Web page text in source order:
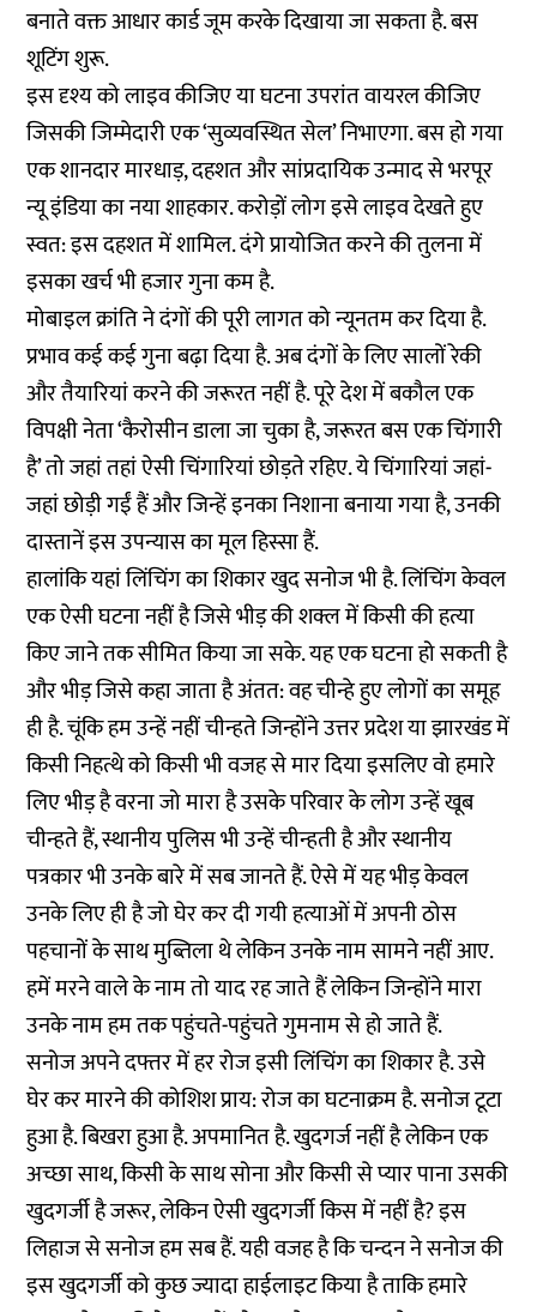
बनाते वक्त आधार कार्ड जूम करके दिखाया जा सकता है. बस
शूटिंग शुरू.
इस दृश्य को लाइव कीजिए या घटना उपरांत वायरल कीजिए
जिसकी जिम्मेदारी एक ‘सुव्यवस्थित सेल’ निभाएगा. बस हो गया
एक शानदार मारधाड़, दहशत और सांप्रदायिक उन्माद से भरपूर
न्यू इंडिया का नया शाहकार. करोड़ों लोग इसे लाइव देखते हुए
स्वत: इस दहशत में शामिल. दंगे प्रायोजित करने की तुलना में
इसका खर्च भी हजार गुना कम है.
मोबाइल क्रांति ने दंगों की पूरी लागत को न्यूनतम कर दिया है.
प्रभाव कई कई गुना बढ़ा दिया है. अब दंगों के लिए सालों रेकी
और तैयारियां करने की जरूरत नहीं है. पूरे देश में बकौल एक
विपक्षी नेता ‘कैरोसीन डाला जा चुका है, जरूरत बस एक चिंगारी
है’ तो जहां तहां ऐसी चिंगारियां छोड़ते रहिए. ये चिंगारियां जहां-
जहां छोड़ी गईं हैं और जिन्हें इनका निशाना बनाया गया है, उनकी
दास्तानें इस उपन्यास का मूल हिस्सा हैं.
हालांकि यहां लिंचिंग का शिकार खुद सनोज भी है. लिंचिंग केवल
एक ऐसी घटना नहीं है जिसे भीड़ की शक्ल में किसी की हत्या
किए जाने तक सीमित किया जा सके. यह एक घटना हो सकती है
और भीड़ जिसे कहा जाता है अंतत: वह चीन्हे हुए लोगों का समूह
ही है. चूंकि हम उन्हें नहीं चीन्हते जिन्होंने उत्तर प्रदेश या झारखंड में
किसी निहत्थे को किसी भी वजह से मार दिया इसलिए वो हमारे
लिए भीड़ है वरना जो मारा है उसके परिवार के लोग उन्हें खूब
चीन्हते हैं, स्थानीय पुलिस भी उन्हें चीन्हती है और स्थानीय
पत्रकार भी उनके बारे में सब जानते हैं. ऐसे में यह भीड़ केवल
उनके लिए ही है जो घेर कर दी गयी हत्याओं में अपनी ठोस
पहचानों के साथ मुब्तिला थे लेकिन उनके नाम सामने नहीं आए.
हमें मरने वाले के नाम तो याद रह जाते हैं लेकिन जिन्होंने मारा
उनके नाम हम तक पहुंचते-पहुंचते गुमनाम से हो जाते हैं.
सनोज अपने दफ्तर में हर रोज इसी लिंचिंग का शिकार है. उसे
घेर कर मारने की कोशिश प्राय: रोज का घटनाक्रम है. सनोज टूटा
हुआ है. बिखरा हुआ है. अपमानित है. खुदगर्ज नहीं है लेकिन एक
अच्छा साथ, किसी के साथ सोना और किसी से प्यार पाना उसकी
खुदगर्जी है जरूर, लेकिन ऐसी खुदगर्जी किस में नहीं है? इस
लिहाज से सनोज हम सब हैं. यही वजह है कि चन्दन ने सनोज की
इस खुदगर्जी को कुछ ज्यादा हाईलाइट किया है ताकि हमारे